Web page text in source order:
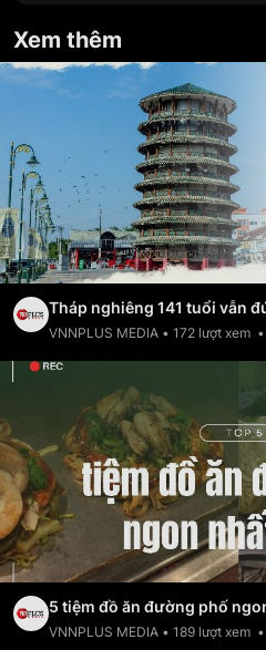
Xem thêm
Tháp nghiêng 141 tuổi vẫn
VNNPLUS MEDIA • 172 lượt xem •
5 tiệm đồ ăn đường phố
VNNPLUS MEDIA • 189 lượt xem •